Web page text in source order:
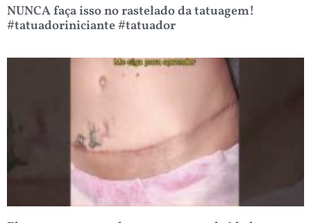
NUNCA faça isso no rastelado da tatuagem!
#tatuadoriniciante #tatuador